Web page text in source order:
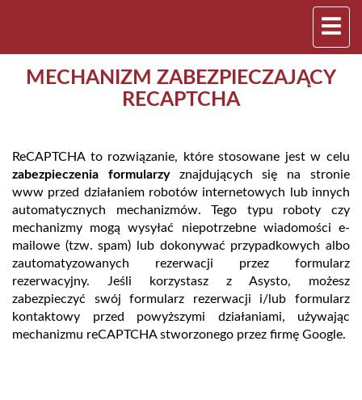
MECHANIZM ZABEZPIECZAJĄCY
RECAPTCHA
ReCAPTCHA to rozwiązanie, które stosowane jest w celu
zabezpieczenia formularzyznajdujących się na stronie
www przed działaniem robotów internetowych lub innych
automatycznych mechanizmów. Tego typu roboty czy
mechanizmy mogą wysyłać niepotrzebne wiadomości e-
mailowe (tzw. spam) lub dokonywać przypadkowych albo
zautomatyzowanych rezerwacji przez formularz
rezerwacyjny. Jeśli korzystasz z Asysto, możesz
zabezpieczyć swój formularz rezerwacji i/lub formularz
kontaktowy przed powyższymi działaniami, używając
mechanizmu reCAPTCHA stworzonego przez firmę Google.